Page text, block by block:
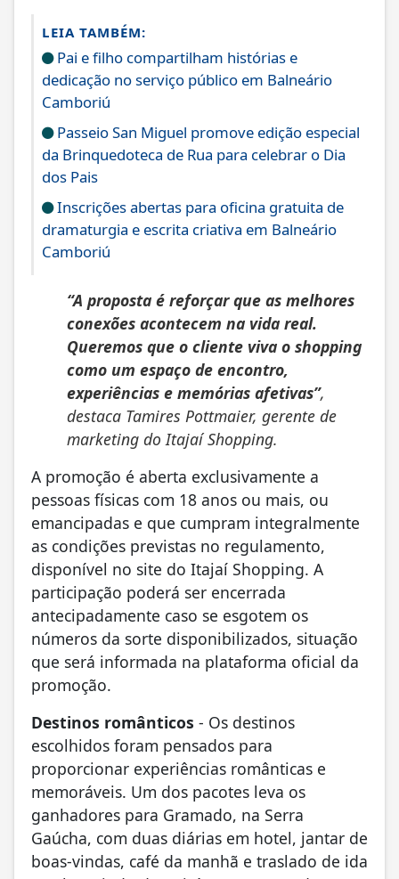
LEIA TAMBÉM:
Pai e filho compartilham histórias e
dedicação no serviço público em Balneário
Camboriú
Passeio San Miguel promove edição especial
da Brinquedoteca de Rua para celebrar o Dia
dos Pais
Inscrições abertas para oficina gratuita de
dramaturgia e escrita criativa em Balneário
Camboriú
“A proposta é reforçar que as melhores
conexões acontecem na vida real.
Queremos que o cliente viva o shopping
como um espaço de encontro,
experiências e memórias afetivas”,
destaca Tamires Pottmaier, gerente de
marketing do Itajaí Shopping.
A promoção é aberta exclusivamente a
pessoas físicas com 18 anos ou mais, ou
emancipadas e que cumpram integralmente
as condições previstas no regulamento,
disponível no site do Itajaí Shopping. A
participação poderá ser encerrada
antecipadamente caso se esgotem os
números da sorte disponibilizados, situação
que será informada na plataforma oficial da
promoção.
Destinos românticos - Os destinos
escolhidos foram pensados para
proporcionar experiências românticas e
memoráveis. Um dos pacotes leva os
ganhadores para Gramado, na Serra
Gaúcha, com duas diárias em hotel, jantar de
boas-vindas, café da manhã e traslado de ida